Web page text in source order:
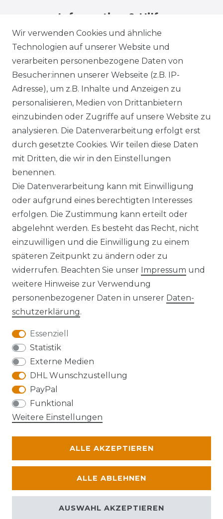
Wir verwenden Cookies und ähnliche
Technologien auf unserer Website und
verarbeiten personenbezogene Daten von
Besucher:innen unserer Webseite (z.B. IP-
Adresse), um z.B. Inhalte und Anzeigen zu
personalisieren, Medien von Drittanbietern
einzubinden oder Zugriffe auf unsere Website zu
analysieren. Die Datenverarbeitung erfolgt erst
durch gesetzte Cookies. Wir teilen diese Daten
mit Dritten, die wir in den Einstellungen
benennen.
Die Datenverarbeitung kann mit Einwilligung
oder aufgrund eines berechtigten Interesses
erfolgen. Die Zustimmung kann erteilt oder
abgelehnt werden. Es besteht das Recht, nicht
einzuwilligen und die Einwilligung zu einem
späteren Zeitpunkt zu ändern oder zu
widerrufen. Beachten Sie unser Impressum und
weitere Hinweise zur Verwendung
personenbezogener Daten in unserer Daten­
schutz­erklärung.
Essenziell
Statistik
Externe Medien
DHL Wunschzustellung
PayPal
Funktional
Weitere Einstellungen
ALLE AKZEPTIEREN
ALLE ABLEHNEN
AUSWAHL AKZEPTIEREN
Information & Hilfe
Impressum Daten­schutz­erklärung
AGB Barrierefreiheitserklärung
Widerrufs­recht
VERTRAG WIDERRUFEN Kontakt
Die Karte kann aufgrund ihrer
Datenschutzeinstellungen nicht angezeigt
werden. Bitte akzeptieren Sie die Verwendung
von Google Maps, um die Karte zu verwenden.
© Abraxas 2026 | Alle Rechte vorbehalten.